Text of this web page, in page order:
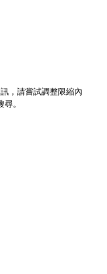
，請嘗試調整限縮內
。